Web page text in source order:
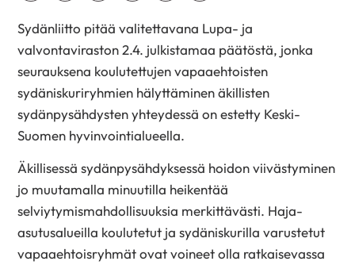
Sydänliitto pitää valitettavana Lupa- ja
valvontaviraston 2.4. julkistamaa päätöstä, jonka
seurauksena koulutettujen vapaaehtoisten
sydäniskuriryhmien hälyttäminen äkillisten
sydänpysähdysten yhteydessä on estetty Keski-
Suomen hyvinvointialueella.
Äkillisessä sydänpysähdyksessä hoidon viivästyminen
jo muutamalla minuutilla heikentää
selviytymismahdollisuuksia merkittävästi. Haja-
asutusalueilla koulutetut ja sydäniskurilla varustetut
vapaaehtoisryhmät ovat voineet olla ratkaisevassa